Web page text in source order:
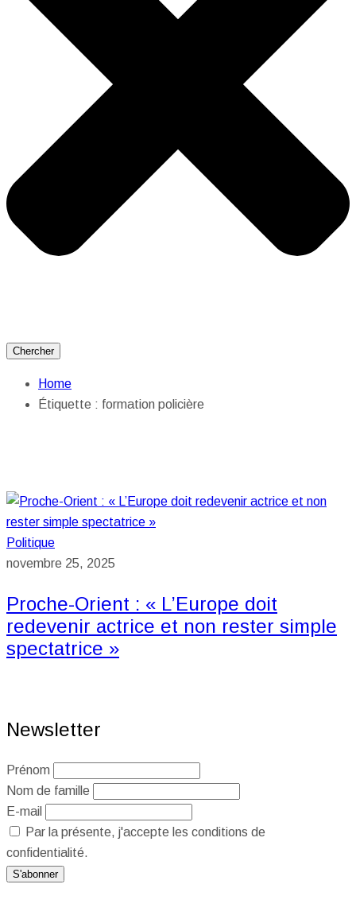
Chercher
Home
Étiquette : formation policière
Politique
novembre 25, 2025
Proche-Orient : « L’Europe doit
redevenir actrice et non rester simple
spectatrice »
Newsletter
Prénom
Nom de famille
E-mail
Par la présente, j'accepte les conditions de
confidentialité.